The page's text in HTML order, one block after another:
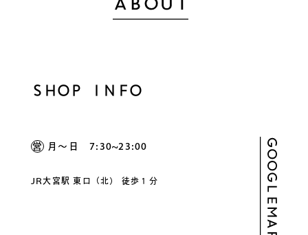
SHOP INFO
月～日 7:30~23:00
JR大宮駅 東口（北） 徒歩１分